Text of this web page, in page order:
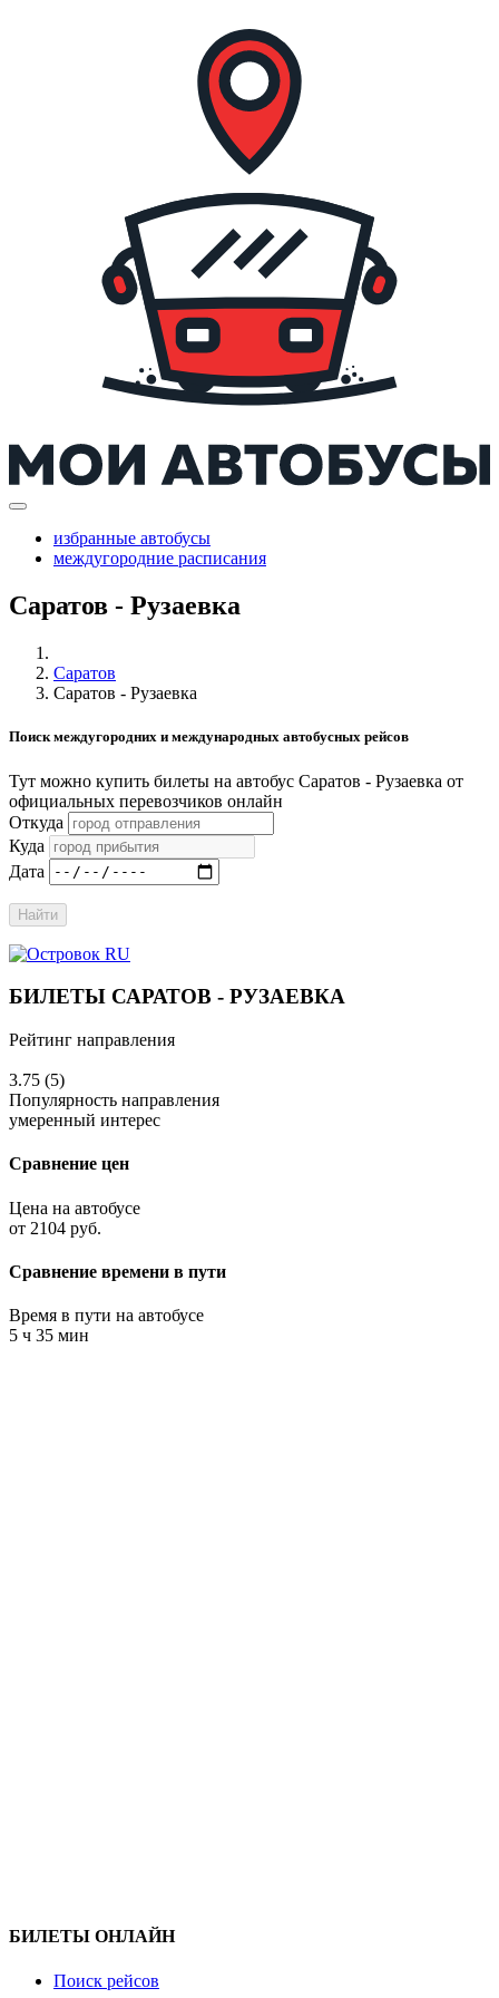
избранные автобусы
междугородние расписания
Саратов - Рузаевка
Саратов
Саратов - Рузаевка
Поиск междугородних и международных автобусных рейсов
Тут можно купить билеты на автобус Саратов - Рузаевка от
официальных перевозчиков онлайн
Откуда
Куда
Дата
Найти
БИЛЕТЫ САРАТОВ - РУЗАЕВКА
Рейтинг направления
3.75 (5)
Популярность направления
умеренный интерес
Сравнение цен
Цена на автобусе
от 2104 руб.
Сравнение времени в пути
Время в пути на автобусе
5 ч 35 мин
БИЛЕТЫ ОНЛАЙН
Поиск рейсов